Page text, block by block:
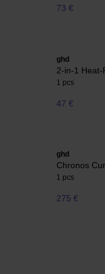
73 €
ghd
2-in-1 Heat-
1 pcs
47 €
ghd
Chronos
1 pcs
275 €